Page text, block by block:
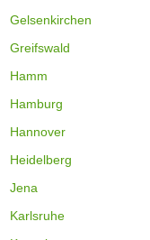
Gelsenkirchen
Greifswald
Hamm
Hamburg
Hannover
Heidelberg
Jena
Karlsruhe